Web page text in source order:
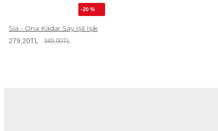
-20 %
Sia - Ona Kadar Say Işıl Işık
279,20TL 349,00TL